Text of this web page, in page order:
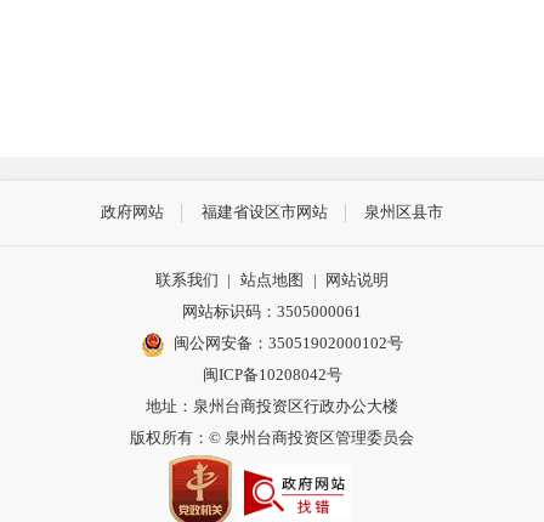
政府网站 福建省设区市网站 泉州区县市
联系我们 | 站点地图 |
网站说明
网站标识码：3505000061
闽公网安备：35051902000102号
闽ICP备10208042号
地址：泉州台商投资区行政办公大楼
版权所有：© 泉州台商投资区管理委员会